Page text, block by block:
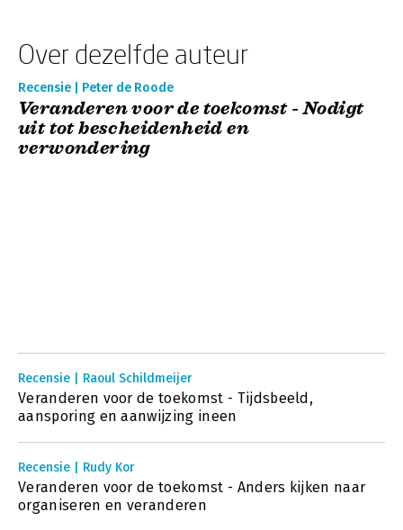
Over dezelfde auteur
Recensie | Peter de Roode
Veranderen voor de toekomst - Nodigt
uit tot bescheidenheid en
verwondering
Recensie | Raoul Schildmeijer
Veranderen voor de toekomst - Tijdsbeeld,
aansporing en aanwijzing ineen
Recensie | Rudy Kor
Veranderen voor de toekomst - Anders kijken naar
organiseren en veranderen